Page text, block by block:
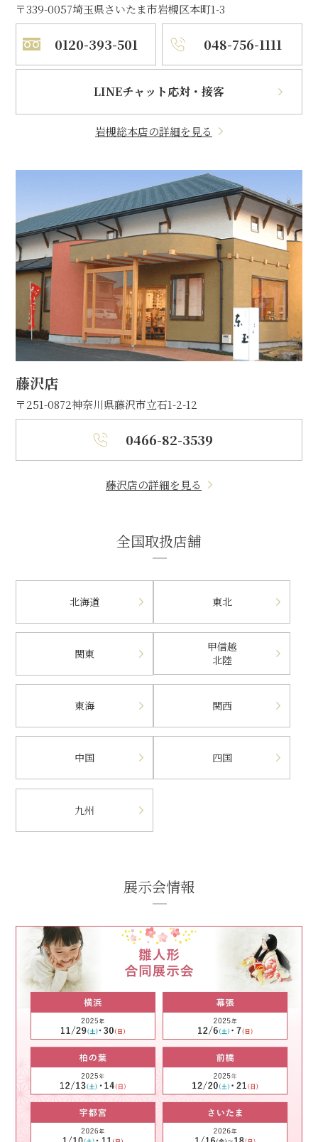
〒339-0057埼玉県さいたま市岩槻区本町1-3
0120-393-501 048-756-1111
LINEチャット応対・接客
岩槻総本店の詳細を見る
藤沢店
〒251-0872神奈川県藤沢市立石1-2-12
0466-82-3539
藤沢店の詳細を見る
全国取扱店舗
北海道 東北
関東
甲信越
北陸
東海 関西
中国 四国
九州
展示会情報